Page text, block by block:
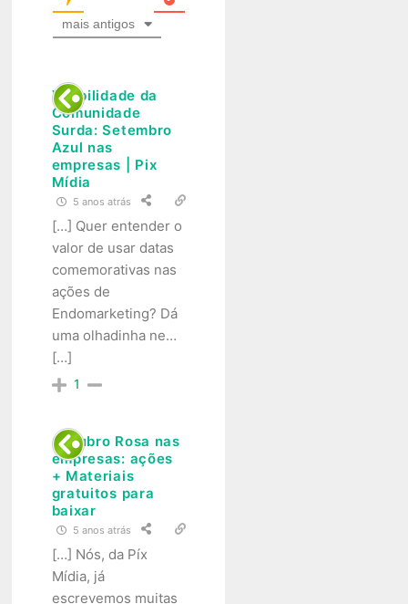
mais antigos
Visibilidade da
Comunidade
Surda: Setembro
Azul nas
empresas | Pix
Mídia
5 anos atrás
[…] Quer entender o
valor de usar datas
comemorativas nas
ações de
Endomarketing? Dá
uma olhadinha ne…
[…]
1
Outubro Rosa nas
empresas: ações
+ Materiais
gratuitos para
baixar
5 anos atrás
[…] Nós, da Píx
Mídia, já
escrevemos muitas